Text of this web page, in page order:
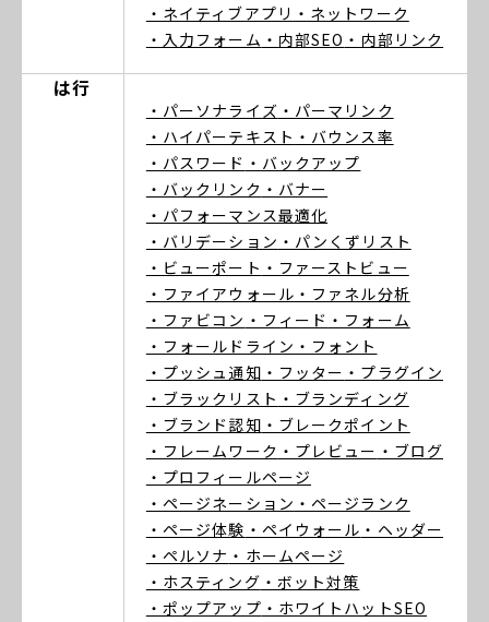
・ネイティブアプリ ・ネットワーク
・入力フォーム ・内部SEO ・内部リンク
は行
・パーソナライズ ・パーマリンク
・ハイパーテキスト ・バウンス率
・パスワード ・バックアップ
・バックリンク ・バナー
・パフォーマンス最適化
・バリデーション ・パンくずリスト
・ビューポート ・ファーストビュー
・ファイアウォール ・ファネル分析
・ファビコン ・フィード ・フォーム
・フォールドライン ・フォント
・プッシュ通知 ・フッター ・プラグイン
・ブラックリスト ・ブランディング
・ブランド認知 ・ブレークポイント
・フレームワーク ・プレビュー ・ブログ
・プロフィールページ
・ページネーション ・ページランク
・ページ体験 ・ペイウォール ・ヘッダー
・ペルソナ ・ホームページ
・ホスティング ・ボット対策
・ポップアップ ・ホワイトハットSEO